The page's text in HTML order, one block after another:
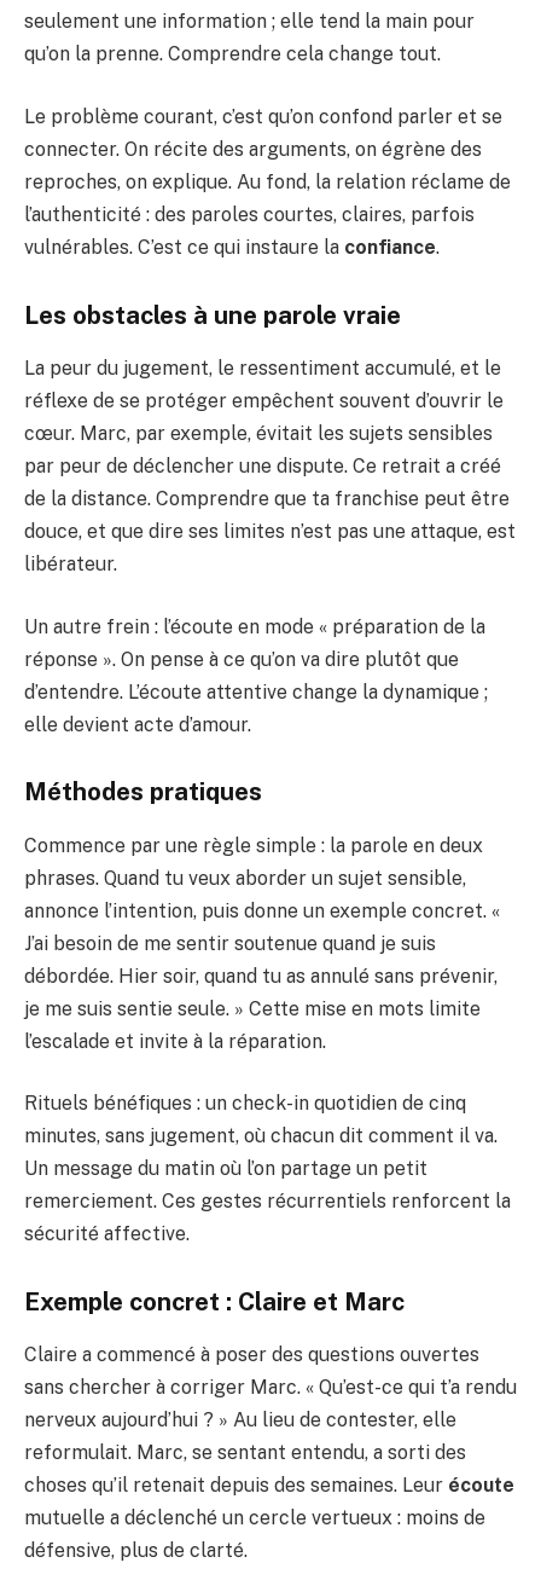
seulement une information ; elle tend la main pour
qu’on la prenne. Comprendre cela change tout.
Le problème courant, c’est qu’on confond parler et se
connecter. On récite des arguments, on égrène des
reproches, on explique. Au fond, la relation réclame de
l’authenticité : des paroles courtes, claires, parfois
vulnérables. C’est ce qui instaure la confiance.
Les obstacles à une parole vraie
La peur du jugement, le ressentiment accumulé, et le
réflexe de se protéger empêchent souvent d’ouvrir le
cœur. Marc, par exemple, évitait les sujets sensibles
par peur de déclencher une dispute. Ce retrait a créé
de la distance. Comprendre que ta franchise peut être
douce, et que dire ses limites n’est pas une attaque, est
libérateur.
Un autre frein : l’écoute en mode « préparation de la
réponse ». On pense à ce qu’on va dire plutôt que
d’entendre. L’écoute attentive change la dynamique ;
elle devient acte d’amour.
Méthodes pratiques
Commence par une règle simple : la parole en deux
phrases. Quand tu veux aborder un sujet sensible,
annonce l’intention, puis donne un exemple concret. «
J’ai besoin de me sentir soutenue quand je suis
débordée. Hier soir, quand tu as annulé sans prévenir,
je me suis sentie seule. » Cette mise en mots limite
l’escalade et invite à la réparation.
Rituels bénéfiques : un check-in quotidien de cinq
minutes, sans jugement, où chacun dit comment il va.
Un message du matin où l’on partage un petit
remerciement. Ces gestes récurrentiels renforcent la
sécurité affective.
Exemple concret : Claire et Marc
Claire a commencé à poser des questions ouvertes
sans chercher à corriger Marc. « Qu’est-ce qui t’a rendu
nerveux aujourd’hui ? » Au lieu de contester, elle
reformulait. Marc, se sentant entendu, a sorti des
choses qu’il retenait depuis des semaines. Leur écoute
mutuelle a déclenché un cercle vertueux : moins de
défensive, plus de clarté.